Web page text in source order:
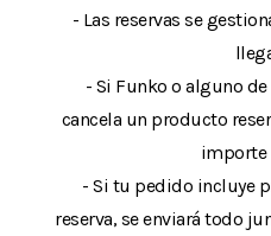
- Las reservas se
- Si Funko o alguno
cancela un producto
importe
- Si tu pedido incluye
reserva, se enviará todo